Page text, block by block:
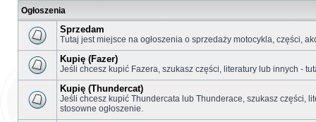
Ogłoszenia
Sprzedam
Tutaj jest miejsce na ogłoszenia o sprzedaży motocykla, części,
Kupię (Fazer)
Jeśli chcesz kupić Fazera, szukasz części, literatury lub innych -
Kupię (Thundercat)
Jeśli chcesz kupić Thundercata lub Thunderace, szukasz części,
stosowne ogłoszenie.